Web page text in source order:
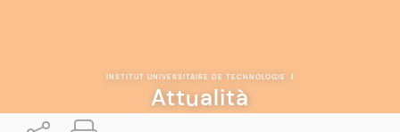
INSTITUT UNIVERSITAIRE DE TECHNOLOGIE |
Attualità